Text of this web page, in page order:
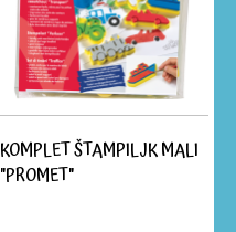
KOMPLET ŠTAMPILJK MALI
"PROMET"